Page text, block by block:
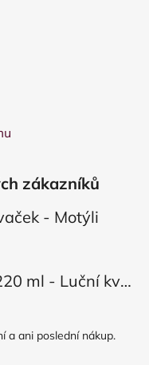
zákazníků
- Motýli
Porcelánový rovný hrnek 220 ml - Luční květy
a ani poslední nákup.